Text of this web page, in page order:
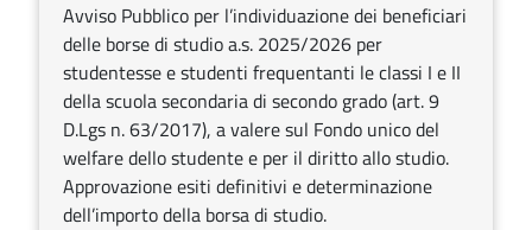
Avviso Pubblico per l’individuazione dei beneficiari
delle borse di studio a.s. 2025/2026 per
studentesse e studenti frequentanti le classi I e II
della scuola secondaria di secondo grado (art. 9
D.Lgs n. 63/2017), a valere sul Fondo unico del
welfare dello studente e per il diritto allo studio.
Approvazione esiti definitivi e determinazione
dell’importo della borsa di studio.